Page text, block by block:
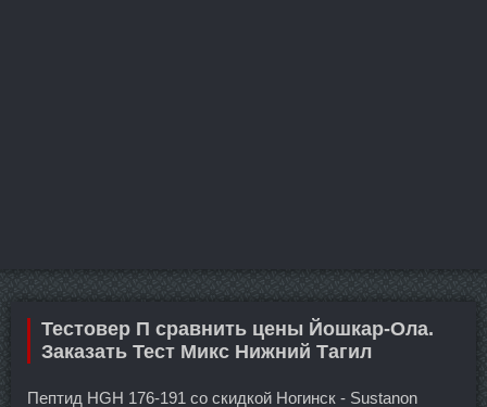
Тестовер П сравнить цены Йошкар-Ола.
Заказать Тест Микс Нижний Тагил
Пептид HGH 176-191 со скидкой Ногинск - Sustanon